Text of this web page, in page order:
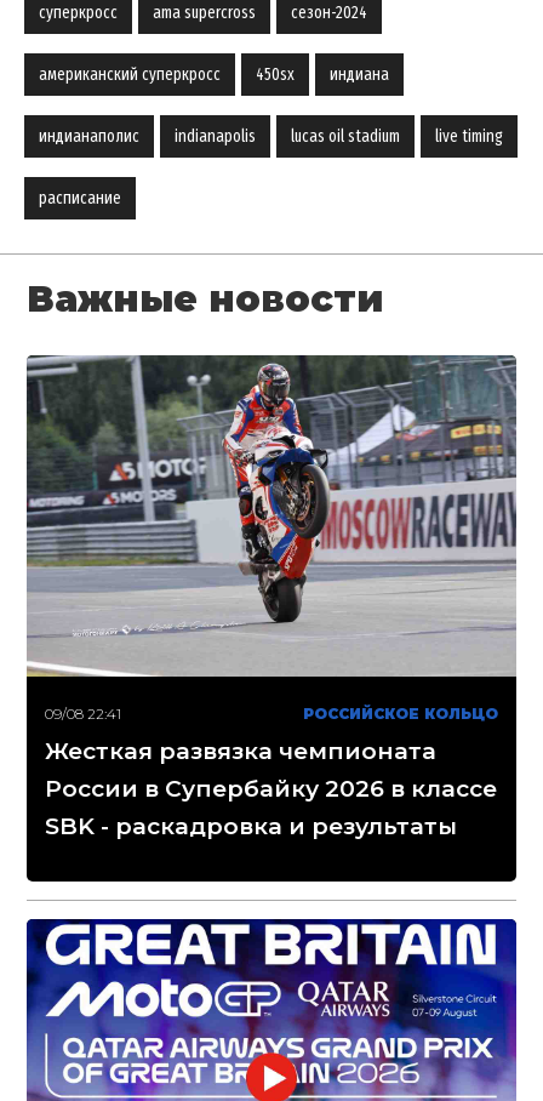
суперкросс ama supercross сезон-2024
американский суперкросс 450sx индиана
индианаполис indianapolis lucas oil stadium live timing
расписание
Важные новости
09/08 22:41 РОССИЙСКОЕ КОЛЬЦО
Жесткая развязка чемпионата
России в Супербайку 2026 в классе
SBK - раскадровка и результаты